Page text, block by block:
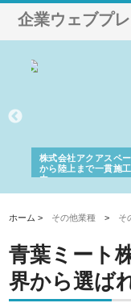
企業ウェブプ
株式会社アクアスペ
から陸上まで一貫施
由
ホーム > その他業種 > そ
青葉ミート
界から選ば